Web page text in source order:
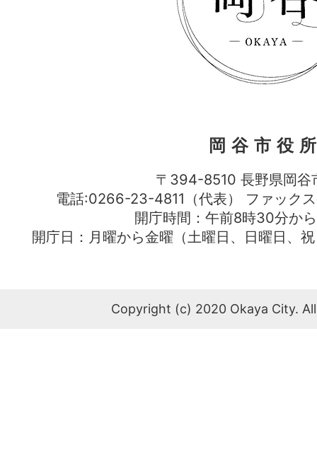
岡谷市役
〒394-8510 長野県岡谷
電話:0266-23-4811（代表） ファッ
開庁時間：午前8時30分か
開庁日：月曜から金曜（土曜日、日曜日、
Copyright (c) 2020 Okaya City.